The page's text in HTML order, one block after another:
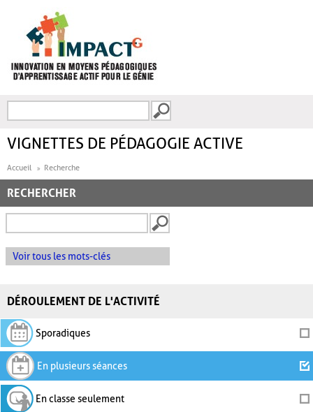
FORMULAIRE DE
VIGNETTES DE PÉDAGOGIE ACTIVE
Accueil Recherche
RECHERCHER
Voir tous les mots-clés
DÉROULEMENT DE L'ACTIVITÉ
Sporadiques
En plusieurs séances
En classe seulement